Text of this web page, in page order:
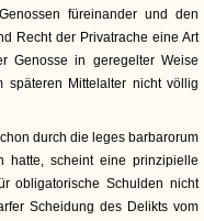
füreinander und den
Recht der Privatrache eine Art
Genosse in geregelter Weise
späteren Mittelalter nicht völlig
durch die leges barbarorum
hatte, scheint eine prinzipielle
obligatorische Schulden nicht
Scheidung des Delikts vom